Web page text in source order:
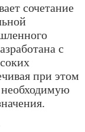
сочетание
с
при этом
необходимую